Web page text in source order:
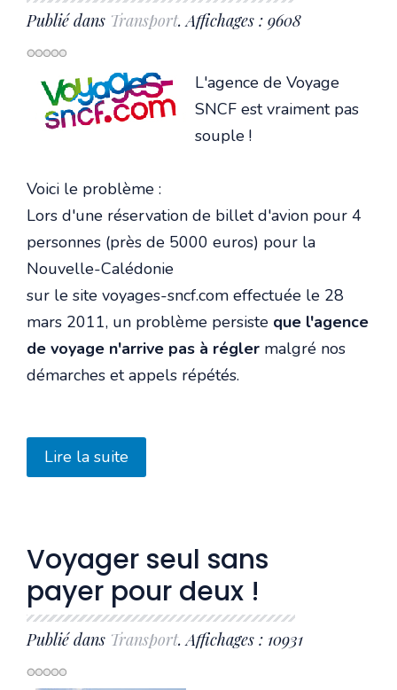
Publié dans Transport. Affichages : 9608
L'agence de Voyage
SNCF est vraiment pas
souple !
Voici le problème :
Lors d'une réservation de billet d'avion pour 4
personnes (près de 5000 euros) pour la
Nouvelle-Calédonie
sur le site voyages-sncf.com effectuée le 28
mars 2011, un problème persiste que l'agence
de voyage n'arrive pas à régler malgré nos
démarches et appels répétés.
Lire la suite
Voyager seul sans
payer pour deux !
Publié dans Transport. Affichages : 10931